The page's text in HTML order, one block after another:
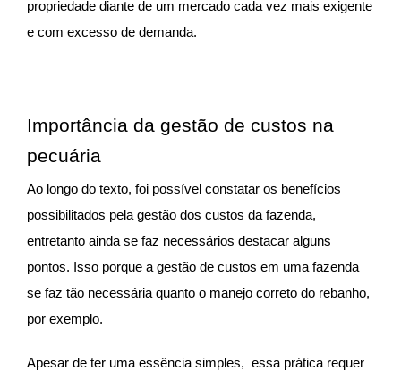
propriedade diante de um mercado cada vez mais exigente
e com excesso de demanda.
Importância da gestão de custos na
pecuária
Ao longo do texto, foi possível constatar os benefícios
possibilitados pela gestão dos custos da fazenda,
entretanto ainda se faz necessários destacar alguns
pontos. Isso porque a gestão de custos em uma fazenda
se faz tão necessária quanto o manejo correto do rebanho,
por exemplo.
Apesar de ter uma essência simples, essa prática requer